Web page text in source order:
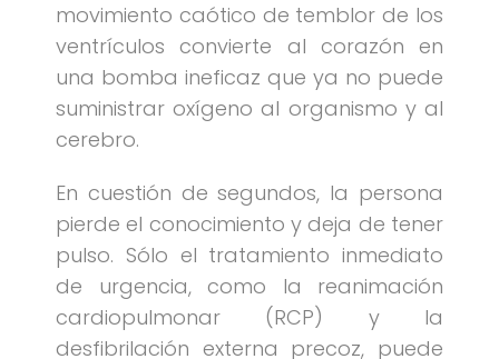
movimiento caótico de temblor de los
ventrículos convierte al corazón en
una bomba ineficaz que ya no puede
suministrar oxígeno al organismo y al
cerebro.
En cuestión de segundos, la persona
pierde el conocimiento y deja de tener
pulso. Sólo el tratamiento inmediato
de urgencia, como la reanimación
cardiopulmonar (RCP) y la
desfibrilación externa precoz, puede